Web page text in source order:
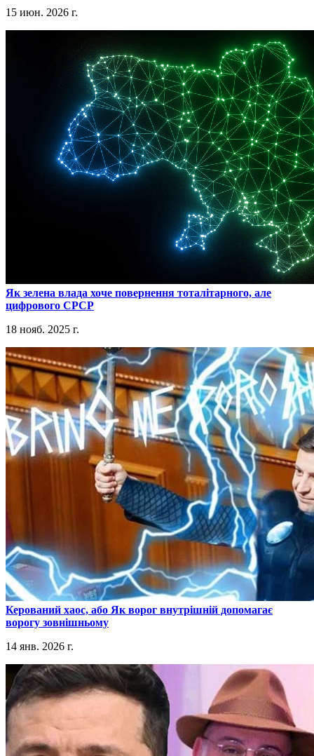
15 июн. 2026 г.
​Як зелена влада хоче повернення тоталітарного, але
цифрового СРСР
18 нояб. 2025 г.
​Керований хаос, або Як ворог внутрішній допомагає
ворогу зовнішньому
14 янв. 2026 г.